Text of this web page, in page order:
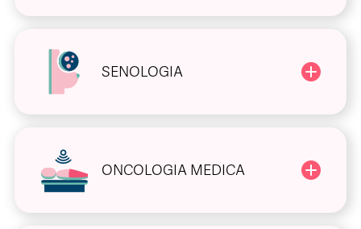
SENOLOGIA
ONCOLOGIA MEDICA